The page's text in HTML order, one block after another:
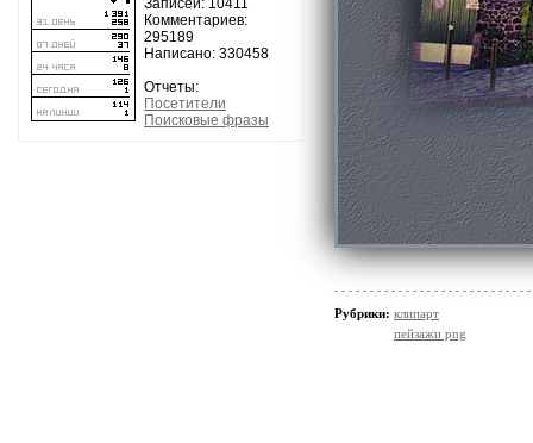
Записей: 10411
Комментариев:
295189
Написано: 330458
Отчеты:
Посетители
Поисковые фразы
Рубрики: клипарт
пейзажи png